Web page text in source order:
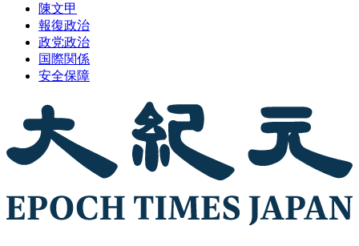
陳文甲
報復政治
政党政治
国際関係
安全保障